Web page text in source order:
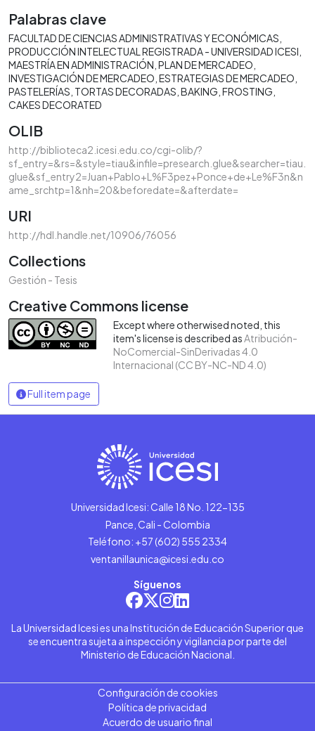
Palabras clave
FACULTAD DE CIENCIAS ADMINISTRATIVAS Y ECONÓMICAS
PRODUCCIÓN INTELECTUAL REGISTRADA - UNIVERSIDAD ICESI
MAESTRÍA EN ADMINISTRACIÓN PLAN DE MERCADEO
INVESTIGACIÓN DE MERCADEO ESTRATEGIAS DE MERCADEO
PASTELERÍAS TORTAS DECORADAS BAKING FROSTING
CAKES DECORATED
OLIB
http://biblioteca2.icesi.edu.co/cgi-olib/?
sf_entry=&rs=&style=tiau&infile=presearch.glue&searcher=tiau.
glue&sf_entry2=Juan+Pablo+L%F3pez+Ponce+de+Le%F3n&n
ame_srchtp=1&nh=20&beforedate=&afterdate=
URI
http://hdl.handle.net/10906/76056
Collections
Gestión - Tesis
Creative Commons license
Except where otherwised noted, this
item's license is described asAtribución-
NoComercial-SinDerivadas 4.0
Internacional (CC BY-NC-ND 4.0)
Full item page
Universidad Icesi: Calle 18 No. 122-135
Pance, Cali - Colombia
Teléfono: +57 (602) 555 2334
ventanillaunica@icesi.edu.co
Síguenos
La Universidad Icesi es una Institución de Educación Superior que
se encuentra sujeta a inspección y vigilancia por parte del
Ministerio de Educación Nacional.
Configuración de cookies
Política de privacidad
Acuerdo de usuario final